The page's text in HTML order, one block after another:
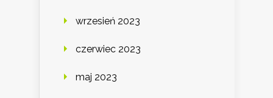
wrzesień 2023
czerwiec 2023
maj 2023